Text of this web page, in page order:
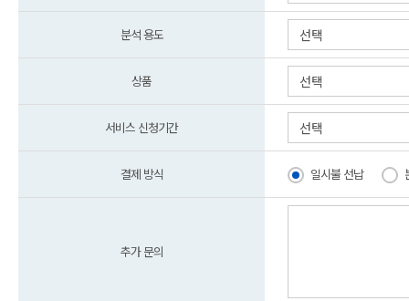
분석 용도 선택
상품 선택
서비스 신청기간 선택
결제 방식 일시불 선납
추가 문의